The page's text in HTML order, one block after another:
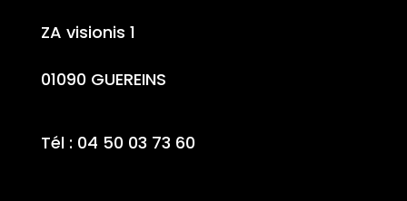
ZA visionis 1
01090 GUEREINS
Tél : 04 50 03 73 60